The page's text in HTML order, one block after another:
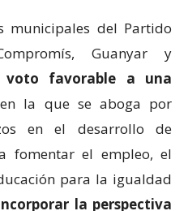
municipales del Partido
Guanyar y
voto favorable a una
en la que se aboga por
en el desarrollo de
fomentar el empleo, el
para la igualdad
la perspectiva